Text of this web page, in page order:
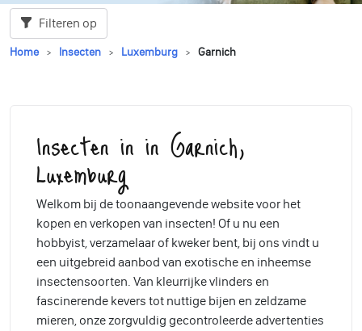
Filteren op
Home Insecten Luxemburg Garnich
Insecten in in Garnich,
Luxemburg
Welkom bij de toonaangevende website voor het
kopen en verkopen van insecten! Of u nu een
hobbyist, verzamelaar of kweker bent, bij ons vindt u
een uitgebreid aanbod van exotische en inheemse
insectensoorten. Van kleurrijke vlinders en
fascinerende kevers tot nuttige bijen en zeldzame
mieren, onze zorgvuldig gecontroleerde advertenties